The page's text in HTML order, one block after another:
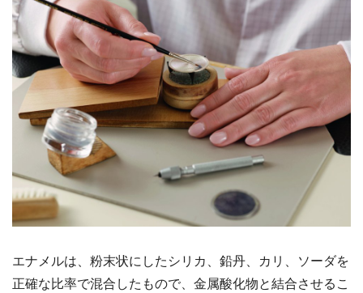
エナメルは、粉末状にしたシリカ、鉛丹、カリ、ソーダを
正確な比率で混合したもので、金属酸化物と結合させるこ